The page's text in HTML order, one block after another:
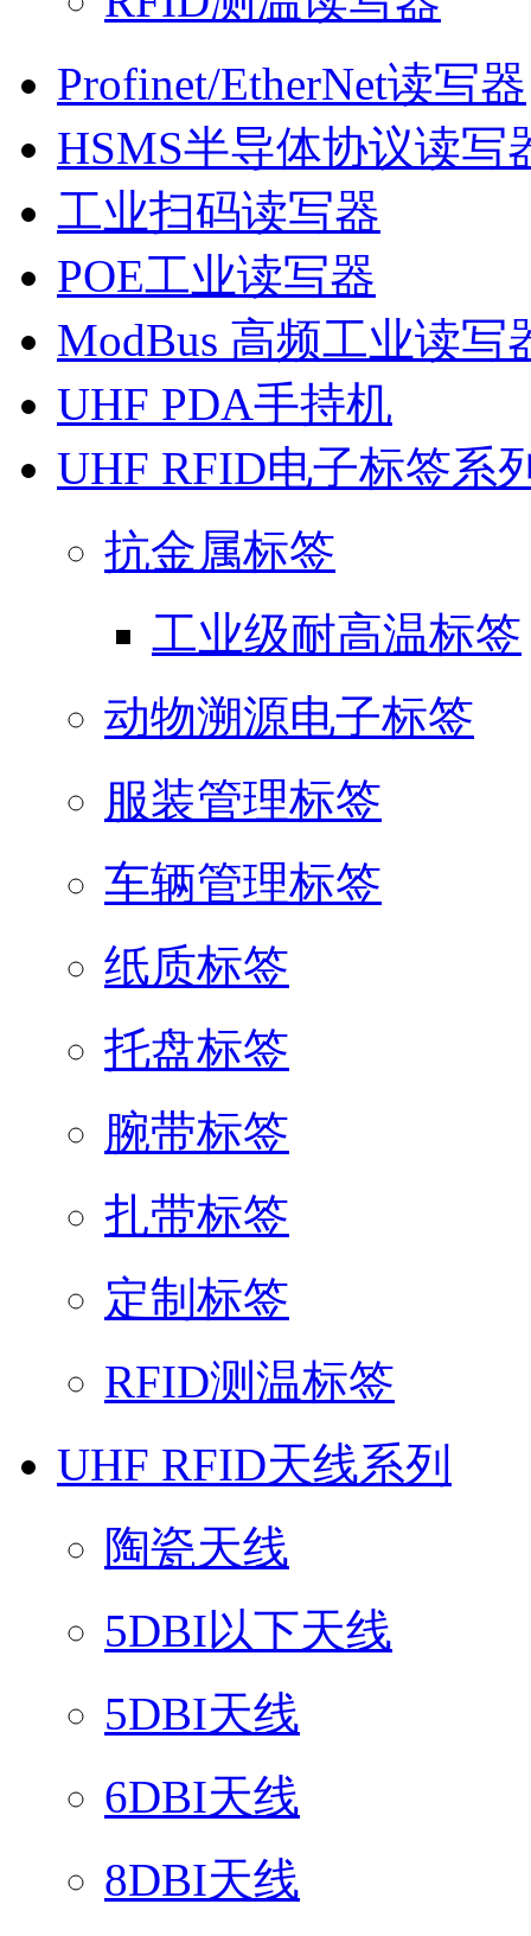
Profinet/EtherNet读写器
HSMS半导体协议读写
工业扫码读写器
POE工业读写器
ModBus 高频工业读写
UHF PDA手持机
UHF RFID电子标签系
抗金属标签
工业级耐高温标签
动物溯源电子标签
服装管理标签
车辆管理标签
纸质标签
托盘标签
腕带标签
扎带标签
定制标签
RFID测温标签
UHF RFID天线系列
陶瓷天线
5DBI以下天线
5DBI天线
6DBI天线
8DBI天线